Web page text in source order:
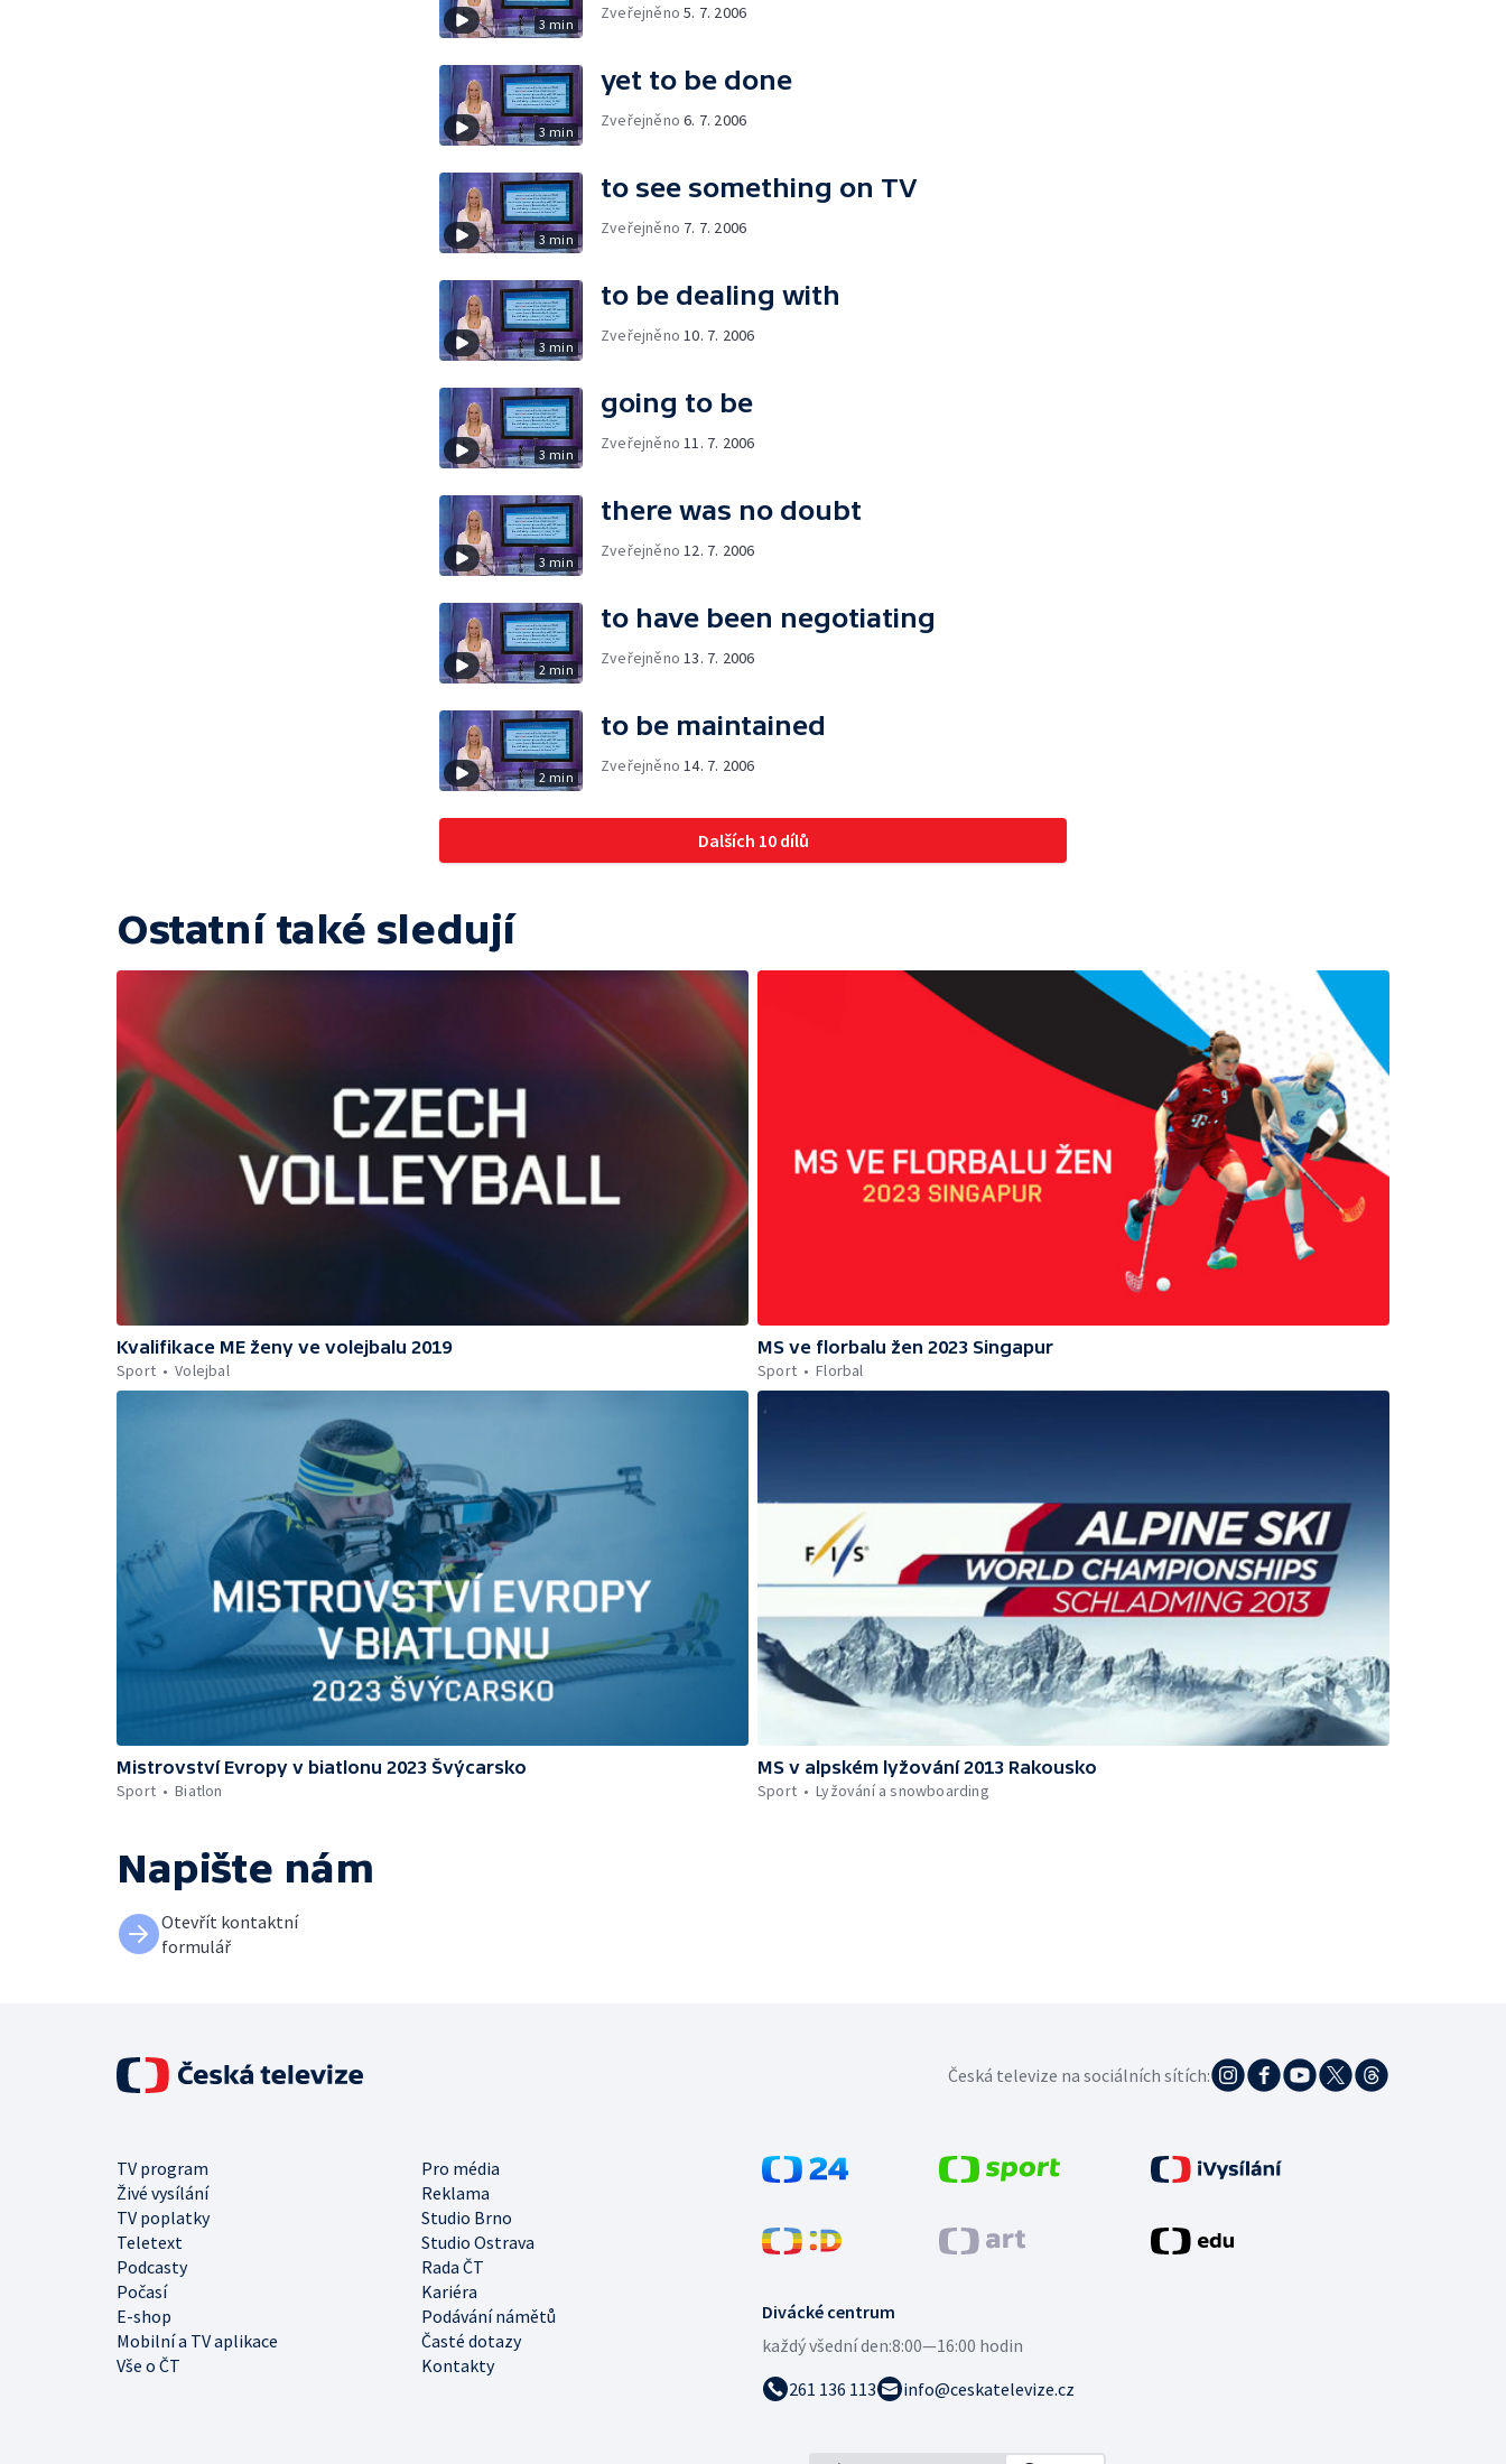
3 min
Zveřejněno5. 7. 2006
3 min
yet to be done
Zveřejněno6. 7. 2006
3 min
to see something on TV
Zveřejněno 7. 7. 2006
3 min
to be dealing with
Zveřejněno 10. 7. 2006
3 min
going to be
Zveřejněno 11. 7. 2006
3 min
there was no doubt
Zveřejněno 12. 7. 2006
2 min
to have been negotiating
Zveřejněno 13. 7. 2006
2 min
to be maintained
Zveřejněno 14. 7. 2006
Dalších 10 dílů
Ostatní také sledují
Kvalifikace ME ženy ve volejbalu 2019
Sport
Volejbal
MS ve florbalu žen 2023 Singapur
Sport
Florbal
Mistrovství Evropy v biatlonu 2023 Švýcarsko
Sport
Biatlon
MS v alpském lyžování 2013 Rakousko
Sport
Lyžování a snowboarding
Napište nám
Otevřít kontaktní
formulář
Divácké centrum
každý všední den:8:00—16:00 hodin
261 136 113
info@ceskatelevize.cz
TV program
Pro média
Živé vysílání
Reklama
TV poplatky
Studio Brno
Teletext
Studio Ostrava
Podcasty
Rada ČT
Počasí
Kariéra
E-shop
Podávání námětů
Mobilní a TV aplikace
Časté dotazy
Vše o ČT
Kontakty
Česká televize na sociálních sítích: